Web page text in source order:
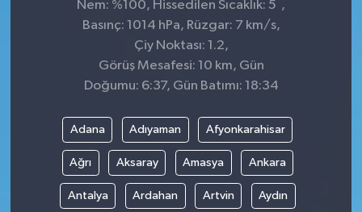
Nem: %100, Hissedilen Sıcaklık: 5 ,
Basınç: 1014 hPa, Rüzgar: 7 km/s,
Çiy Noktası: 1.2,
Görüş Mesafesi: 10 km, Gün
Doğumu: 6:37, Gün Batımı: 18:34
Adana Adıyaman Afyonkarahisar
Ağrı Aksaray Amasya Ankara
Antalya Ardahan Artvin Aydın